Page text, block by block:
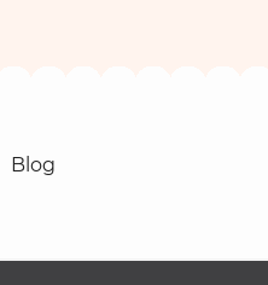
Blog